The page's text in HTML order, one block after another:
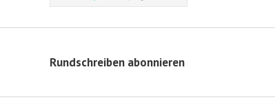
Rundschreiben abonnieren